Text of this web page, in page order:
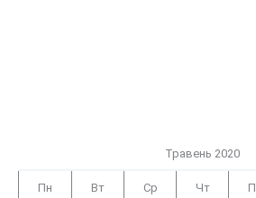
Травень 2020
Пн Вт Ср Чт